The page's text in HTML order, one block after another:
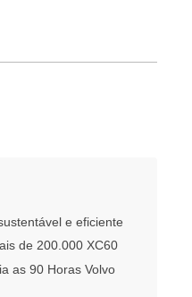
e eficiente
de 200.000 XC60
as 90 Horas Volvo